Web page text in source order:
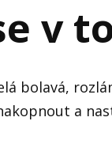
v
bolavá,
a